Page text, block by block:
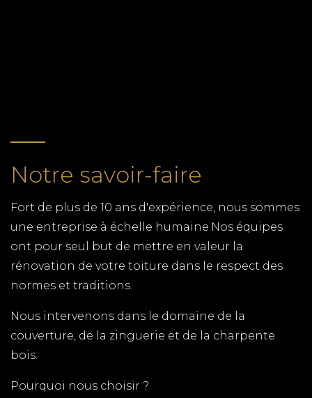
MENUISIER MESCHERS
TPG RENOVATION spécialiste de la pose de
tous autres travaux de menuiserie en Charente-
Maritime (17)
RENOVATION ROYAN
TPG RENOVATION intervient sur l'ensemble du
tous vos travaux de rénovation.
Notre savoir-faire
Fort de plus de 10 ans d'expérience, nous sommes
une entreprise à échelle humaine.Nos équipes
ont pour seul but de mettre en valeur la
rénovation de votre toiture dans le respect des
normes et traditions.
Nous intervenons dans le domaine de la
couverture, de la zinguerie et de la charpente
bois.
Pourquoi nous choisir ?